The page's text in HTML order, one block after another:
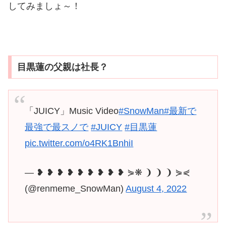
してみましょ～！
目黒蓮の父親は社長？
「JUICY」Music Video#SnowMan#最新で
最強で最スノで #JUICY #目黒蓮
pic.twitter.com/o4RK1BnhiI
— ❥ ❥ ❥ ❥ ❥ ❥ ❥ ❥ ❥ ⋟❋ ❩ ❩ ❩ ⋟⋞
(@renmeme_SnowMan)August 4, 2022